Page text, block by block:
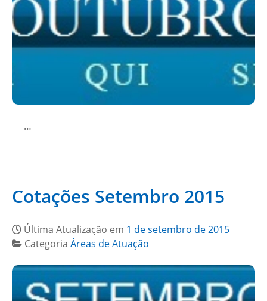
…
Cotações Setembro 2015
Última Atualização em 1 de setembro de 2015
Categoria Áreas de Atuação